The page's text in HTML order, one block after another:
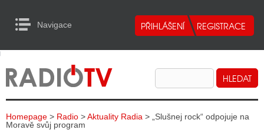
Navigace
RADIA
TELEVIZE
INTERNET
to Content
Homepage > Radio >Aktuality Radia > „Slušnej rock“ odpojuje na
Moravě svůj program